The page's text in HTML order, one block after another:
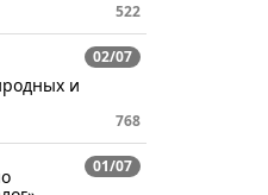
522
02/07
и
768
01/07